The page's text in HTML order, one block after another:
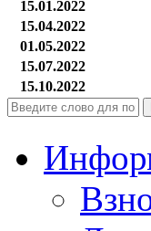
15.01.2022
15.04.2022
01.05.2022
15.07.2022
15.10.2022